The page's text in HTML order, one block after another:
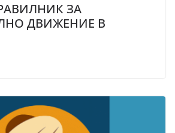
ЗА
ДВИЖЕНИЕ В